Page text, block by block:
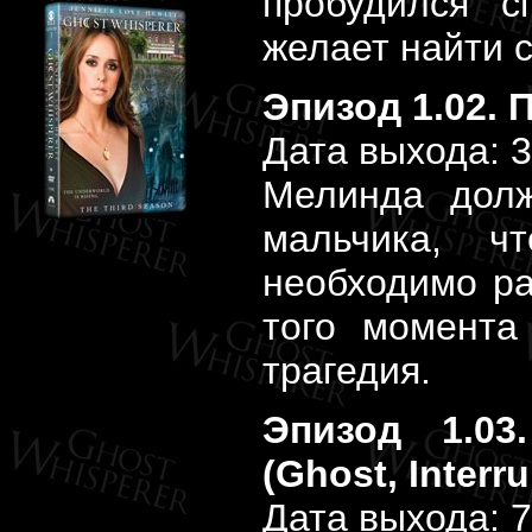
желает найти
Эпизод 1.02.
Дата выхода:
Мелинда
мальчика,
необходимо
того
трагедия.
Эпизод
(Ghost,
Дата выхода: